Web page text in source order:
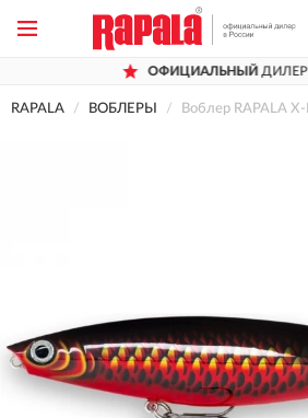
ОФИЦИАЛЬНЫЙДИЛЕР RAPALA
RAPALA ВОБЛЕРЫ Воблер RAPALA